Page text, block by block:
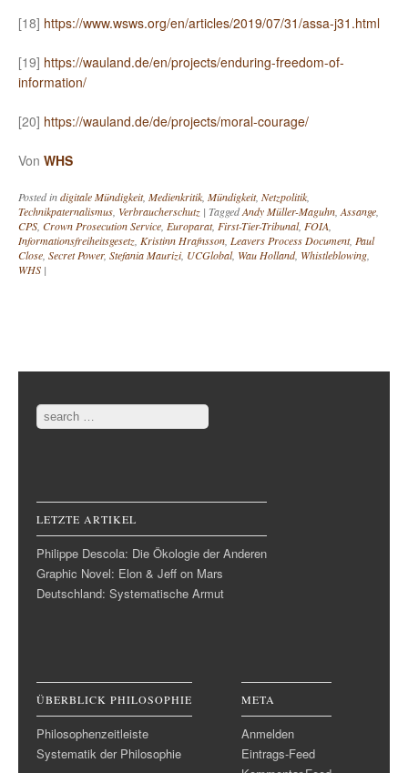
[18] https://www.wsws.org/en/articles/2019/07/31/assa-j31.html
[19] https://wauland.de/en/projects/enduring-freedom-of-
information/
[20] https://wauland.de/de/projects/moral-courage/
Von WHS
Posted indigitale Mündigkeit, Medienkritik, Mündigkeit, Netzpolitik,
Technikpaternalismus, Verbraucherschutz | TaggedAndy Müller-Maguhn,Assange,
CPS, Crown Prosecution Service, Europarat, First-Tier-Tribunal, FOIA,
Informationsfreiheitsgesetz, Kristinn Hrafnsson, Leavers Process Document, Paul
Close, Secret Power, Stefania Maurizi, UCGlobal, Wau Holland, Whistleblowing,
WHS |
Post navigation
Search
LETZTE ARTIKEL
Philippe Descola: Die Ökologie der Anderen
Graphic Novel: Elon & Jeff on Mars
Deutschland: Systematische Armut
ÜBERBLICK PHILOSOPHIE
Philosophenzeitleiste
Systematik der Philosophie
META
Anmelden
Eintrags-Feed